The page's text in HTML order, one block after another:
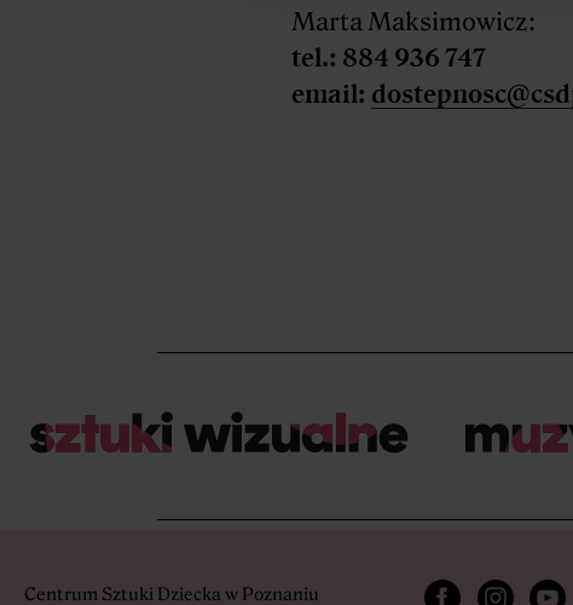
Marta Maksimowicz:
tel.: 884 936 747
email:
Centrum Sztuki Dziecka w Poznaniu
Otwiera link w
Otwiera